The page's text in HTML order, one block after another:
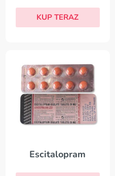
KUP TERAZ
Escitalopram